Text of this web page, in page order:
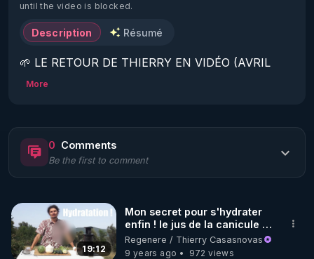
until the video is blocked.
Description Résumé
🌱 LE RETOUR DE THIERRY EN VIDÉO (AVRIL
2022)!
https://www.rgnr.fr/presentation.html
🌱 LE MAGAZINE RÉGÉNÈRE
🌱 LA BOUTIQUE DU MAGAZINE
Pour obtenir les anciens numéros que vous avez
More
0 Comments
Be the first to comment
19:12
Mon secret pour s'hydrater
enfin ! le jus de la canicule -
www.regenere.org
Regenere / Thierry Casasnovas
9 years ago
972 views